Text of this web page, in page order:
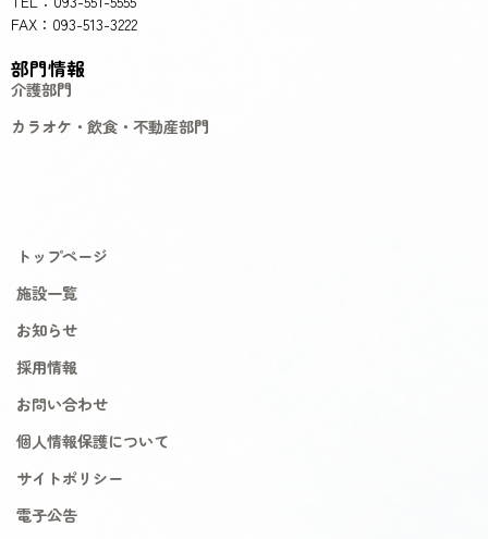
FAX：093-513-3222
部門情報
介護部門
カラオケ・飲食・不動産部門
トップページ
施設一覧
お知らせ
採用情報
お問い合わせ
個人情報保護について
サイトポリシー
電子公告